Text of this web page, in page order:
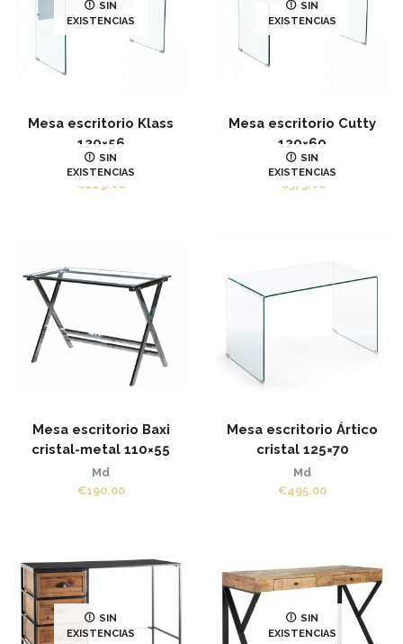
SIN
EXISTENCIAS
Mesa escritorio Klass
120×56
Md
€229.00
SIN
EXISTENCIAS
SIN
EXISTENCIAS
Mesa escritorio Cutty
120×60
Md
€375.00
SIN
EXISTENCIAS
Mesa escritorio Baxi
cristal-metal 110×55
Md
€190.00
Mesa escritorio Ártico
cristal 125×70
Md
€495.00
SIN
EXISTENCIAS
SIN
EXISTENCIAS